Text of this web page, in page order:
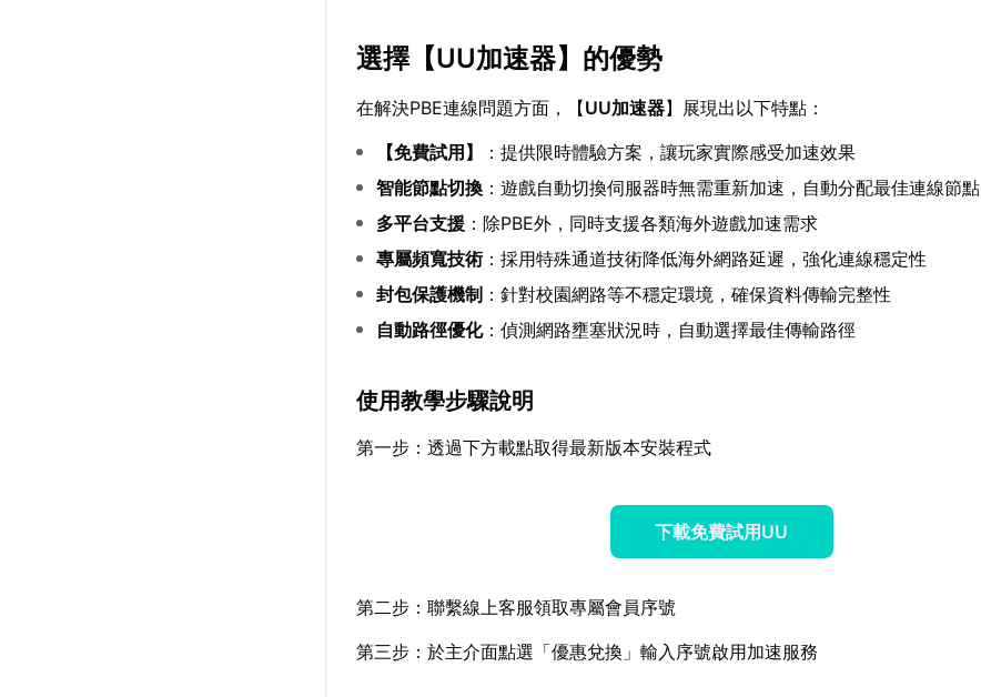
選擇【UU加速器】的優勢
在解決PBE連線問題方面，【UU加速器】展現出以下特點：
【免費試用】
：提供限時體驗方案，讓玩家實際感受加速效果
智能節點切換 ：遊戲自動切換伺服器時無需重新加速，自動分配最佳連線節點
多平台支援 ：除PBE外，同時支援各類海外遊戲加速需求
專屬頻寬技術：採用特殊通道技術降低海外網路延遲，強化連線穩定性
封包保護機制 ：針對校園網路等不穩定環境，確保資料傳輸完整性
自動路徑優化：偵測網路壅塞狀況時，自動選擇最佳傳輸路徑
使用教學步驟說明
第一步：透過下方載點取得最新版本安裝程式
下載免費試用UU
第二步：聯繫線上客服領取專屬會員序號
第三步：於主介面點選「優惠兌換」輸入序號啟用加速服務